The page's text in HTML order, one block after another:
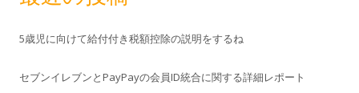
5歳児に向けて給付付き税額控除の説明をするね
セブンイレブンとPayPayの会員ID統合に関する詳細レポート